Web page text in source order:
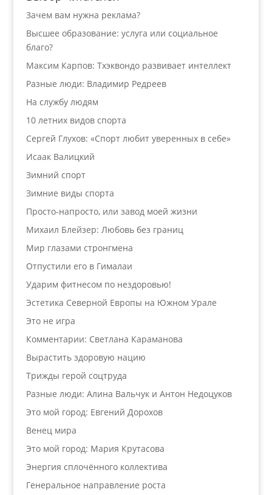
Зачем вам нужна реклама?
Высшее образование: услуга или социальное
благо?
Максим Карпов: Тхэквондо развивает интеллект
Разные люди: Владимир Редреев
На службу людям
10 летних видов спорта
Сергей Глухов: «Спорт любит уверенных в себе»
Исаак Валицкий
Зимний спорт
Зимние виды спорта
Просто-напросто, или завод моей жизни
Михаил Блейзер: Любовь без границ
Мир глазами стронгмена
Отпустили его в Гималаи
Ударим фитнесом по нездоровью!
Эстетика Северной Европы на Южном Урале
Это не игра
Комментарии: Светлана Караманова
Вырастить здоровую нацию
Трижды герой соцтруда
Разные люди: Алина Вальчук и Антон Недоцуков
Это мой город: Евгений Дорохов
Венец мира
Это мой город: Мария Крутасова
Энергия сплочённого коллектива
Генеральное направление роста